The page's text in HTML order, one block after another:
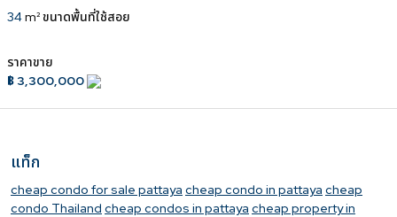
34m² ขนาดพื้นที่ใช้สอย
ราคาขาย
฿ 3,300,000
แท็ก
cheap condo for sale pattaya cheap condo in pattaya cheap
condo Thailand cheap condos in pattaya cheap property in